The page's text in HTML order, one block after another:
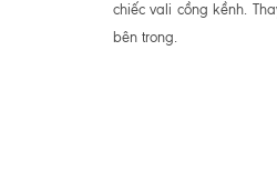
chiếc vali cồng kềnh.
bên trong.